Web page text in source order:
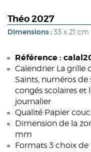
Théo 2027
Dimensions : 33 x 21 cm
Référence :
Calendrier La grille
Saints, numéros de
congés scolaires
journalier
Qualité Papier
Dimension de la
mm
Formats 3 choix de